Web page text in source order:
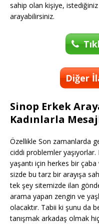
sahip olan kişiye,
arayabilirsiniz.
Diğer
Sinop Erkek
Kadınlarla
Özellikle Son zamanlarda
ciddi problemler
yaşantı için herkes bir
sizde bu tarz bir arayışa
tek şey sitemizde ilan
arama yapan zengin ve
olacaktır. Tabii ki şunu da
tanışmak arkadaş olmak